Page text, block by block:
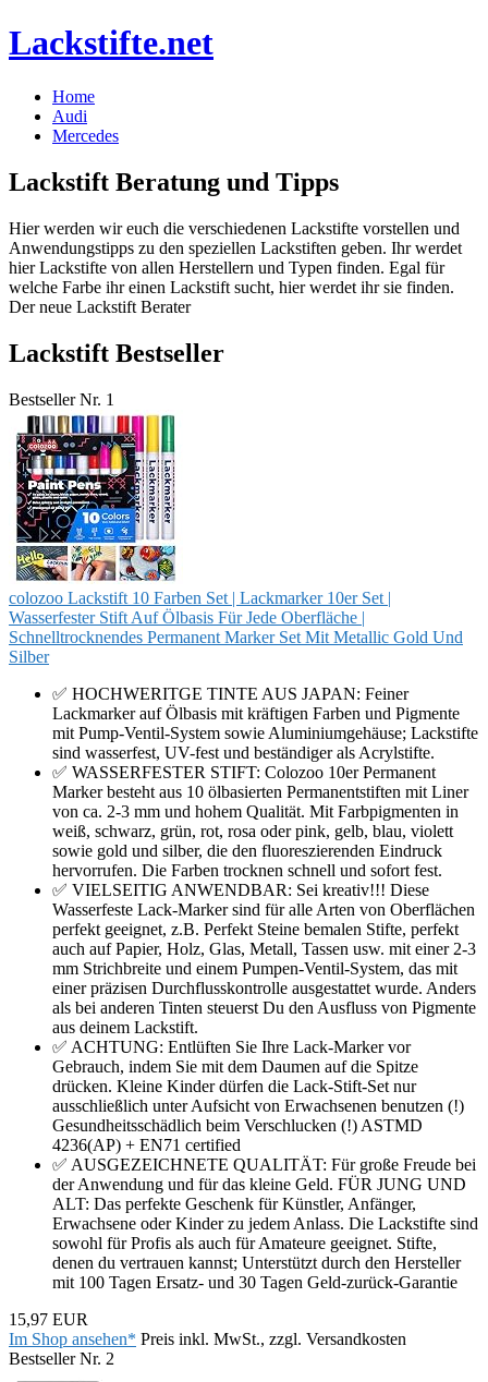
Lackstifte.net
Home
Audi
Mercedes
Lackstift Beratung und Tipps
Hier werden wir euch die verschiedenen Lackstifte vorstellen und
Anwendungstipps zu den speziellen Lackstiften geben. Ihr werdet
hier Lackstifte von allen Herstellern und Typen finden. Egal für
welche Farbe ihr einen Lackstift sucht, hier werdet ihr sie finden.
Der neue Lackstift Berater
Lackstift Bestseller
Bestseller Nr. 1
colozoo Lackstift 10 Farben Set | Lackmarker 10er Set |
Wasserfester Stift Auf Ölbasis Für Jede Oberfläche |
Schnelltrocknendes Permanent Marker Set Mit Metallic Gold Und
Silber
✅ HOCHWERITGE TINTE AUS JAPAN: Feiner
Lackmarker auf Ölbasis mit kräftigen Farben und Pigmente
mit Pump-Ventil-System sowie Aluminiumgehäuse; Lackstifte
sind wasserfest, UV-fest und beständiger als Acrylstifte.
✅ WASSERFESTER STIFT: Colozoo 10er Permanent
Marker besteht aus 10 ölbasierten Permanentstiften mit Liner
von ca. 2-3 mm und hohem Qualität. Mit Farbpigmenten in
weiß, schwarz, grün, rot, rosa oder pink, gelb, blau, violett
sowie gold und silber, die den fluoreszierendеn Eindruck
hervorrufen. Die Farben trocknen schnell und sofort fest.
✅ VIELSEITIG ANWENDBAR: Sei kreativ!!! Diese
Wasserfeste Lack-Marker sind für alle Arten von Oberflächen
perfekt geeignet, z.B. Perfekt Steine bemalen Stifte, perfekt
auch auf Papier, Holz, Glas, Metall, Tassen usw. mit einer 2-3
mm Strichbreite und einem Pumpen-Ventil-System, das mit
einer präzisen Durchflusskontrolle ausgestattet wurde. Anders
als bei anderen Tinten steuerst Du den Ausfluss von Pigmente
aus deinem Lackstift.
✅ ACHTUNG: Entlüften Sie Ihre Lack-Marker vor
Gebrauch, indem Sie mit dem Daumen auf die Spitze
drücken. Kleine Kinder dürfen die Lack-Stift-Set nur
ausschließlich unter Aufsicht von Erwachsenen benutzen (!)
Gesundheitsschädlich beim Verschlucken (!) ASTMD
4236(AP) + EN71 certified
✅ AUSGEZEICHNETE QUALITÄT: Für große Freude bei
der Anwendung und für das kleine Geld. FÜR JUNG UND
ALT: Das perfekte Geschenk für Künstler, Anfänger,
Erwachsene oder Kinder zu jedem Anlass. Die Lackstifte sind
sowohl für Profis als auch für Amateure geeignet. Stifte,
denen du vertrauen kannst; Unterstützt durch den Hersteller
mit 100 Tagen Ersatz- und 30 Tagen Geld-zurück-Garantie
15,97 EUR
Im Shop ansehen* Preis inkl. MwSt., zzgl. Versandkosten
Bestseller Nr. 2